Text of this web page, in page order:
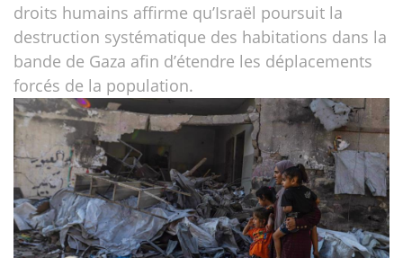
droits humains affirme qu’Israël poursuit la
destruction systématique des habitations dans la
bande de Gaza afin d’étendre les déplacements
forcés de la population.